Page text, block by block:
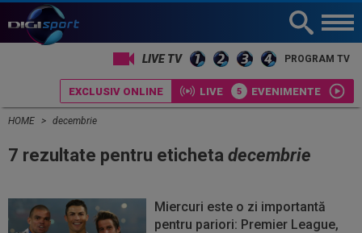
LIVE TV PROGRAM TV
EXCLUSIV ONLINE LIVE EVENIMENTE
HOME decembrie
7 rezultate pentru eticheta decembrie
Miercuri este o zi importantă
pentru pariori: Premier League,